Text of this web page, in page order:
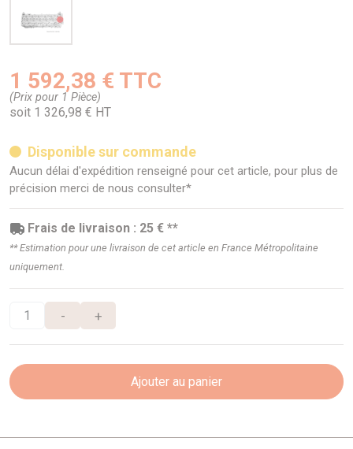
1 592,38 € TTC
(Prix pour 1 Pièce)
soit 1 326,98 € HT
Disponible sur commande
Aucun délai d'expédition renseigné pour cet article, pour plus de
précision merci de nous consulter*
Frais de livraison : 25 € **
** Estimation pour une livraison de cet article en France Métropolitaine
uniquement.
- +
Ajouter au panier